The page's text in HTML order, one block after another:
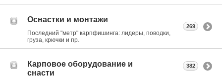
Оснастки и монтажи
Последний "метр" карпфишинга: лидеры, поводки,
груза, крючки и пр.
269
Карповое оборудование и
снасти
382